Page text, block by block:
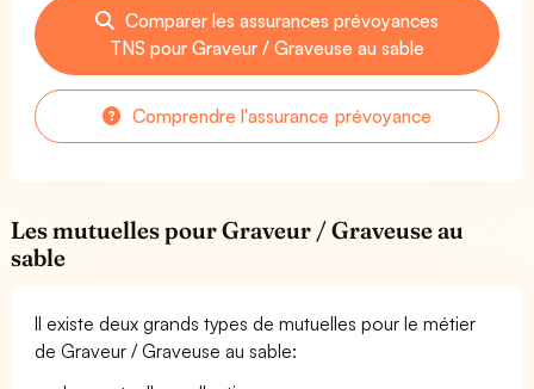
Comparer les assurances prévoyances
TNS pour Graveur / Graveuse au sable
Comprendre l'assurance prévoyance
Les mutuelles pour Graveur / Graveuse au
sable
Il existe deux grands types de mutuelles pour le métier
de Graveur / Graveuse au sable: